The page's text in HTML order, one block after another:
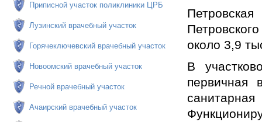
около 3,9
В
первичная
Приписной участок поликлиники ЦРБ
Лузинский врачебный участок
Горячеключевский врачебный участок
Новоомский врачебный участок
Речной врачебный участок
Ачаирский врачебный участок